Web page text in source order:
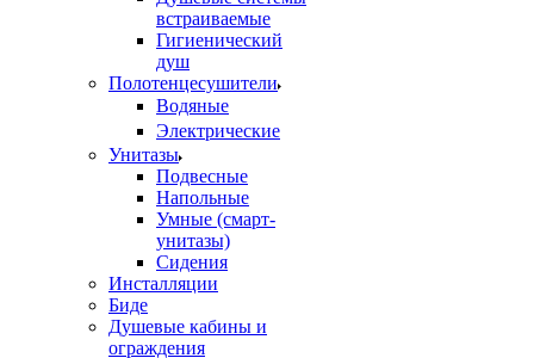
встраиваемые
Гигиенический
душ
Полотенцесушители
ㅤВодяные
ㅤЭлектрические
Унитазы
Подвесные
Напольные
Умные (смарт-
унитазы)
Сидения
Инсталляции
Биде
Душевые кабины и
ограждения